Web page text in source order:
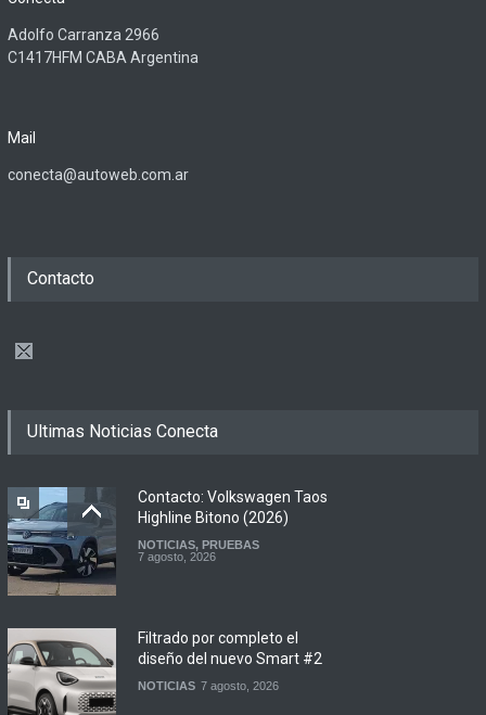
Adolfo Carranza 2966
C1417HFM CABA Argentina
Mail
conecta@autoweb.com.ar
Contacto
Ultimas Noticias Conecta
Contacto: Volkswagen Taos
Highline Bitono (2026)
NOTICIAS, PRUEBAS
7 agosto, 2026
Filtrado por completo el
diseño del nuevo Smart #2
NOTICIAS 7 agosto, 2026